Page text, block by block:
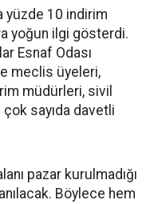
yüzde 10 indirim
yoğun ilgi gösterdi.
Esnaf Odası
meclis üyeleri,
müdürleri, sivil
sayıda davetli
pazar kurulmadığı
Böylece hem